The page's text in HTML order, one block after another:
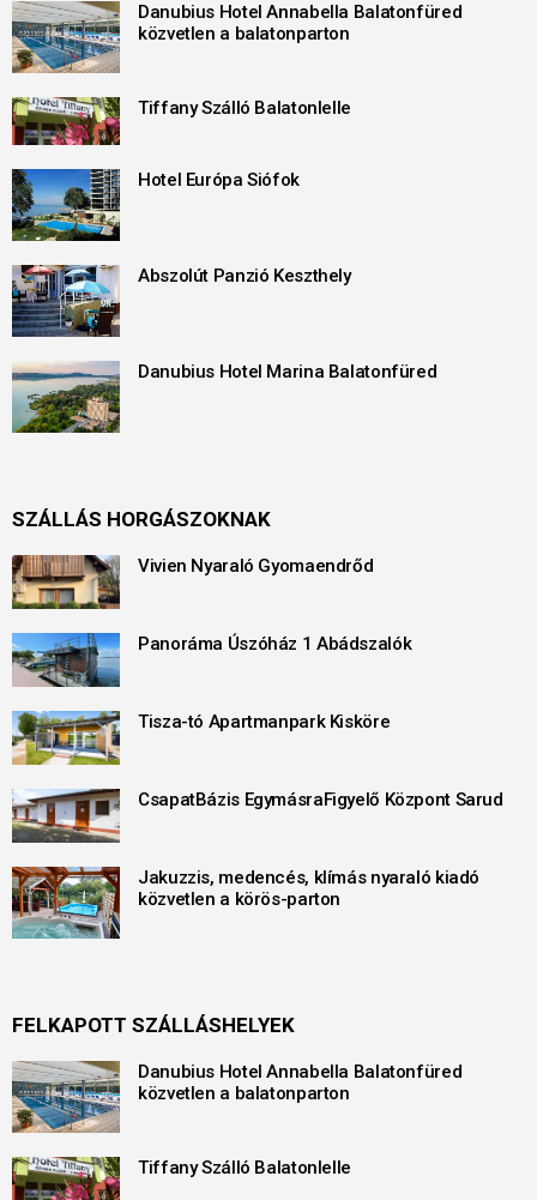
Danubius Hotel Annabella Balatonfüred
közvetlen a balatonparton
Tiffany Szálló Balatonlelle
Hotel Európa Siófok
Abszolút Panzió Keszthely
Danubius Hotel Marina Balatonfüred
SZÁLLÁS HORGÁSZOKNAK
Vivien Nyaraló Gyomaendrőd
Panoráma Úszóház 1 Abádszalók
Tisza-tó Apartmanpark Kisköre
CsapatBázis EgymásraFigyelő Központ Sarud
Jakuzzis, medencés, klímás nyaraló kiadó
közvetlen a körös-parton
FELKAPOTT SZÁLLÁSHELYEK
Danubius Hotel Annabella Balatonfüred
közvetlen a balatonparton
Tiffany Szálló Balatonlelle